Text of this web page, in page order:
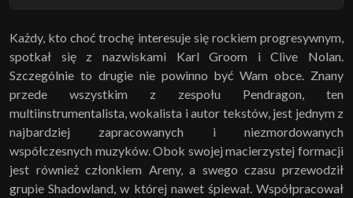
Każdy, kto choć trochę interesuje się rockiem progresywnym,
spotkał się z nazwiskami Karl Groom i Clive Nolan.
Szczególnie to drugie nie powinno być Wam obce. Znany
przede wszystkim z zespołu Pendragon, ten
multiinstrumentalista, wokalista i autor tekstów, jest jednym z
najbardziej zapracowanych i niezmordowanych
współczesnych muzyków. Obok swojej macierzystej formacji
jest również członkiem Areny, a swego czasu przewodził
grupie Shadowland, w której nawet śpiewał. Współpracował